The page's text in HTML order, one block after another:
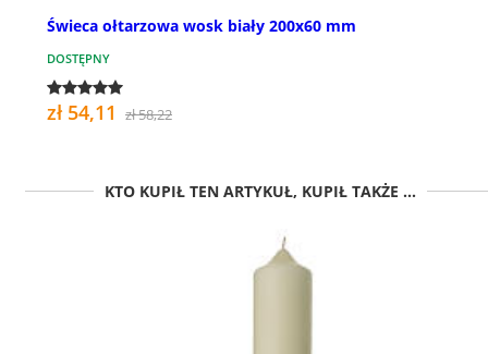
Świeca ołtarzowa wosk biały 200x60 mm
DOSTĘPNY
zł 54,11 zł 58,22
KTO KUPIŁ TEN ARTYKUŁ, KUPIŁ TAKŻE ...